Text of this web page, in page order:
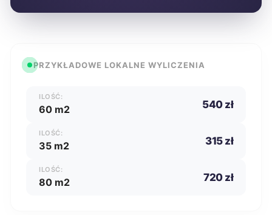
PRZYKŁADOWE LOKALNE WYLICZENIA
ILOŚĆ:
60 m2 540 zł
ILOŚĆ:
35 m2 315 zł
ILOŚĆ:
80 m2 720 zł